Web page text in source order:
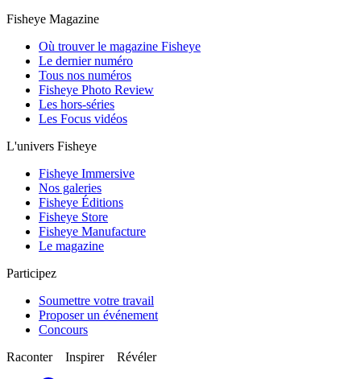
Fisheye Magazine
Où trouver le magazine Fisheye
Le dernier numéro
Tous nos numéros
Fisheye Photo Review
Les hors-séries
Les Focus vidéos
L'univers Fisheye
Fisheye Immersive
Nos galeries
Fisheye Éditions
Fisheye Store
Fisheye Manufacture
Le magazine
Participez
Soumettre votre travail
Proposer un événement
Concours
Raconter Inspirer Révéler